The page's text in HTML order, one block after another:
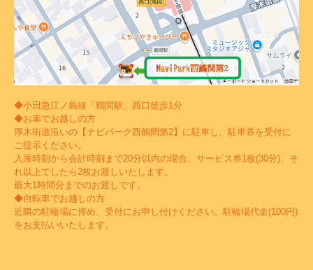
◆小田急江ノ島線「鶴間駅」西口徒歩1分
◆お車でお越しの方
厚木街道沿いの【ナビパーク西鶴間第2】に駐車し、駐車券を受付に
ご提示ください。
入庫時刻から会計時刻まで20分以内の場合、サービス券1枚(30分)、そ
れ以上でしたら2枚お渡しいたします。
最大1時間分までのお渡しです。
◆自転車でお越しの方
近隣の駐輪場に停め、受付にお申し付けください。駐輪場代金(100円)
をお支払いいたします。